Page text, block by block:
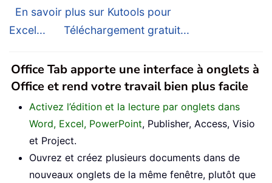
En savoir plus sur Kutools pour
Excel...
Téléchargement gratuit...
Office Tab apporte une interface à onglets à
Office et rend votre travail bien plus facile
Activez l’édition et la lecture par onglets dans
Word, Excel, PowerPoint, Publisher, Access, Visio
et Project.
Ouvrez et créez plusieurs documents dans de
nouveaux onglets de la même fenêtre, plutôt que